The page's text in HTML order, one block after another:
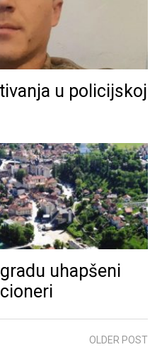
u policijskoj
uhapšeni
OLDER POST